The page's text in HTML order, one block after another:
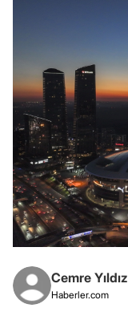
Cemre Yıldız
Haberler.com